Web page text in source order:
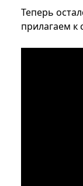
Теперь
прилагаем к